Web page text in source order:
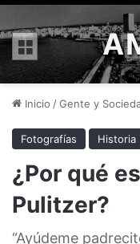
Menú
Inicio /Gente y
Fotografías Historia
¿Por qué
Pulitzer?
“Ayúdeme